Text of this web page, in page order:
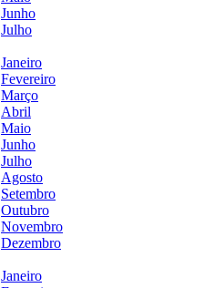
Junho
Julho
Janeiro
Fevereiro
Março
Abril
Maio
Junho
Julho
Agosto
Setembro
Outubro
Novembro
Dezembro
Janeiro